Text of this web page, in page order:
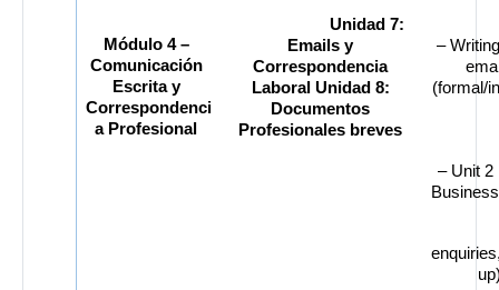
Módulo 4 –
Comunicación
Escrita y
Correspondenci
a Profesional
Unidad 7:
Emails y
Correspondencia
Laboral Unidad 8:
Documentos
Profesionales breves
–
(formal/
– Unit 2